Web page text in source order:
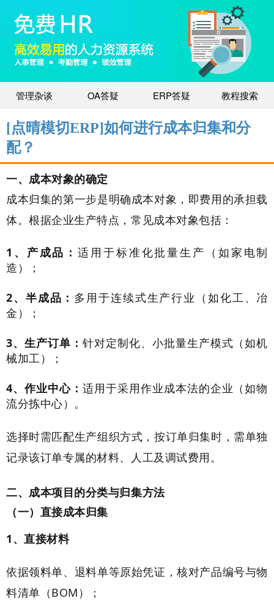
管理杂谈 OA答疑 ERP答疑 教程搜索
[点晴模切ERP]如何进行成本归集和分
配？
一、成本对象的确定
成本归集的第一步是明确成本对象，即费用的承担载
体。根据企业生产特点，常见成本对象包括：
1、产成品：适用于标准化批量生产（如家电制
造）；
2、半成品： 多用于连续式生产行业（如化工、冶
金）；
3、生产订单： 针对定制化、小批量生产模式（如机
械加工）；
4、作业中心： 适用于采用作业成本法的企业（如物
流分拣中心）。
选择时需匹配生产组织方式，按订单归集时，需单独
记录该订单专属的材料、人工及调试费用。
二、成本项目的分类与归集方法
（一）直接成本归集
1、直接材料
依据领料单、退料单等原始凭证，核对产品编号与物
料清单（BOM）；